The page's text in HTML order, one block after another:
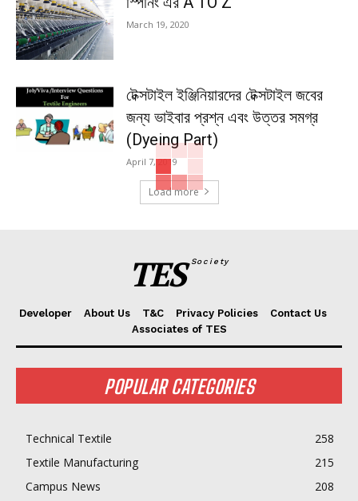
March 19, 2020
টেক্সটাইল ইঞ্জিনিয়ারদের টেক্সটাইল জবের
জন্য ভাইবার প্রশ্ন এবং উত্তর সমগ্র
(Dyeing Part)
April 7, 2019
Load more
TES Society
Developer About Us T&C Privacy Policies
Contact Us
Associates of TES
POPULAR CATEGORIES
Technical Textile
258
Textile Manufacturing
215
Campus News
208